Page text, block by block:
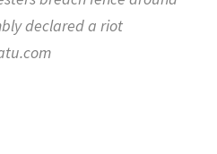
declared a riot